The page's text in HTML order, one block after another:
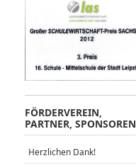
FÖRDERVEREIN,
PARTNER, SPONSOREN
Herzlichen Dank!